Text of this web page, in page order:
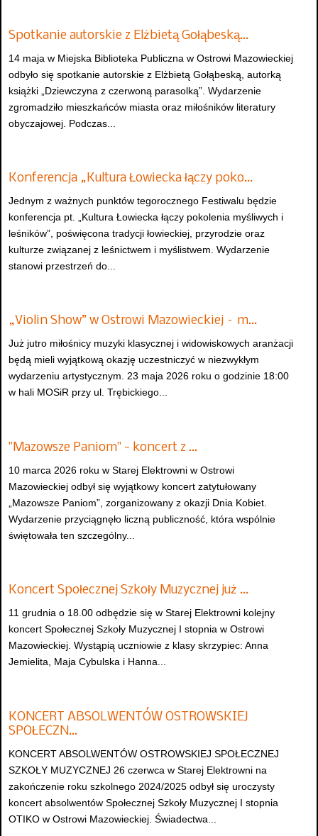
Spotkanie autorskie z Elżbietą Gołąbeską…
14 maja w Miejska Biblioteka Publiczna w Ostrowi Mazowieckiej
odbyło się spotkanie autorskie z Elżbietą Gołąbeską, autorką
książki „Dziewczyna z czerwoną parasolką”. Wydarzenie
zgromadziło mieszkańców miasta oraz miłośników literatury
obyczajowej. Podczas...
Konferencja „Kultura Łowiecka łączy poko…
Jednym z ważnych punktów tegorocznego Festiwalu będzie
konferencja pt. „Kultura Łowiecka łączy pokolenia myśliwych i
leśników”, poświęcona tradycji łowieckiej, przyrodzie oraz
kulturze związanej z leśnictwem i myślistwem. Wydarzenie
stanowi przestrzeń do...
„Violin Show” w Ostrowi Mazowieckiej – m…
Już jutro miłośnicy muzyki klasycznej i widowiskowych aranżacji
będą mieli wyjątkową okazję uczestniczyć w niezwykłym
wydarzeniu artystycznym. 23 maja 2026 roku o godzinie 18:00
w hali MOSiR przy ul. Trębickiego...
"Mazowsze Paniom" - koncert z …
10 marca 2026 roku w Starej Elektrowni w Ostrowi
Mazowieckiej odbył się wyjątkowy koncert zatytułowany
„Mazowsze Paniom”, zorganizowany z okazji Dnia Kobiet.
Wydarzenie przyciągnęło liczną publiczność, która wspólnie
świętowała ten szczególny...
Koncert Społecznej Szkoły Muzycznej już …
11 grudnia o 18.00 odbędzie się w Starej Elektrowni kolejny
koncert Społecznej Szkoły Muzycznej I stopnia w Ostrowi
Mazowieckiej. Wystąpią uczniowie z klasy skrzypiec: Anna
Jemielita, Maja Cybulska i Hanna...
KONCERT ABSOLWENTÓW OSTROWSKIEJ
SPOŁECZN…
KONCERT ABSOLWENTÓW OSTROWSKIEJ SPOŁECZNEJ
SZKOŁY MUZYCZNEJ 26 czerwca w Starej Elektrowni na
zakończenie roku szkolnego 2024/2025 odbył się uroczysty
koncert absolwentów Społecznej Szkoły Muzycznej I stopnia
OTIKO w Ostrowi Mazowieckiej. Świadectwa...